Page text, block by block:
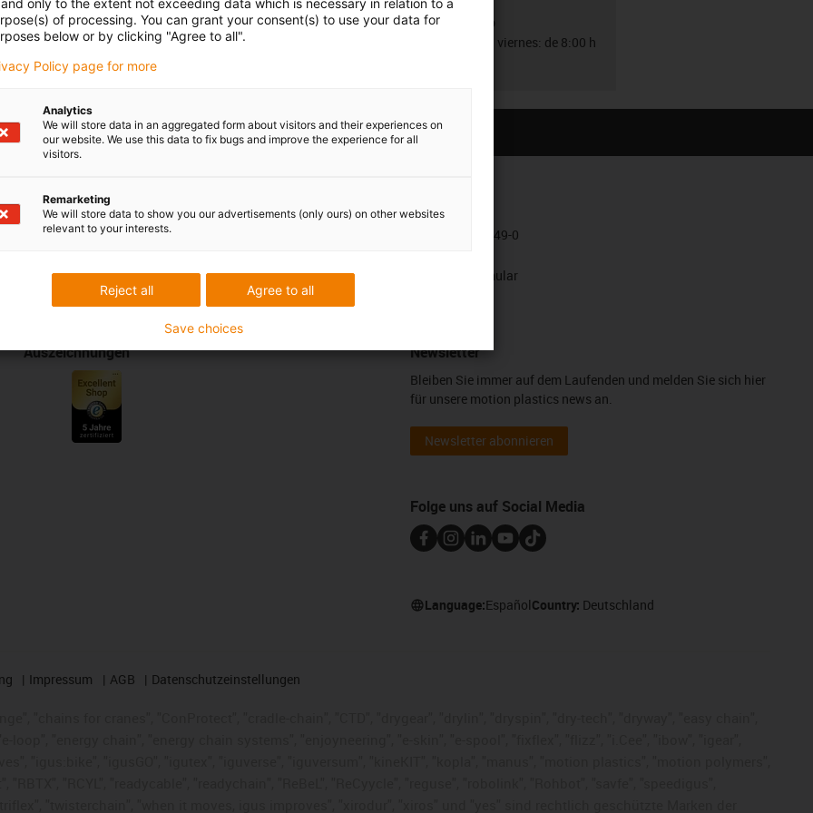
un correo electrónico
Servicio de chat
De lunes a viernes: de 8:00
WhatsApp
De lunes a viernes: de 8:00 h
Lob & Kritik
Services
myigus Features
Kostenlose Muster
CAD Download Portal
Auszeichnungen
Kontakt
+49 2203 9649-0
Kontaktformular
Newsletter
Bleiben Sie immer auf dem Laufenden und melden Sie sich hier
für unsere motion plastics news an.
Newsletter abonnieren
Folge uns auf Social Media
Language:EspañolCountry: Deutschland
Impressum AGB Datenschutzeinstellungen
of processing. You can grant your consent(s) to use your data for
below or by clicking "Agree to all".
Policy page for more
Analytics
We will store data in an aggregated form about visitors and their experiences on
our website. We use this data to fix bugs and improve the experience for all
visitors.
Remarketing
We will store data to show you our advertisements (only ours) on other websites
relevant to your interests.
Agree to all
Reject all
Save choices